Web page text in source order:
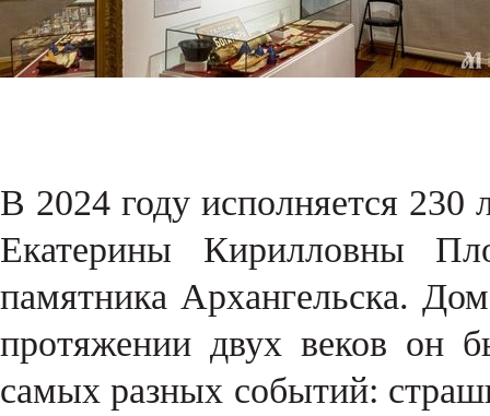
В 2024 году исполняется 230
Екатерины Кирилловны
памятника Архангельска.
протяжении двух веков он
самых разных событий: